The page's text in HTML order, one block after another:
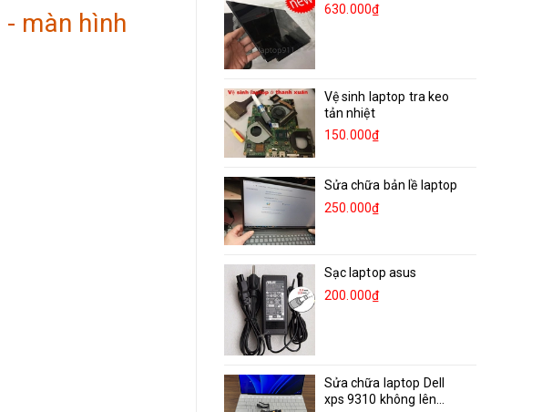
- màn hình
630.000₫
Vệ sinh laptop tra keo
tản nhiệt
150.000₫
Sửa chữa bản lề laptop
250.000₫
Sạc laptop asus
200.000₫
Sửa chữa laptop Dell
xps 9310 không lên...